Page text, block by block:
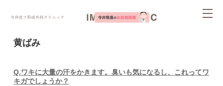
黄ばみ
Q.ワキに大量の汗をかきます。臭いも気になるし、これってワ
キガでしょうか？